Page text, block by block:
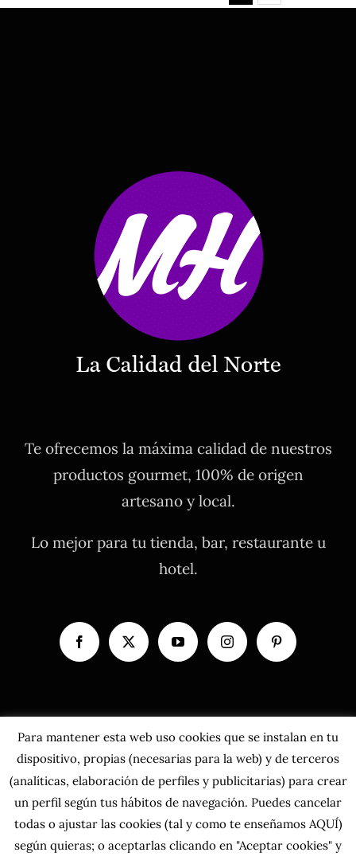
Te ofrecemos la máxima calidad de nuestros
productos gourmet, 100% de origen
artesano y local.
Lo mejor para tu tienda, bar, restaurante u
hotel.
Para mantener esta web uso cookies que se instalan en tu
dispositivo, propias (necesarias para la web) y de terceros
(analíticas, elaboración de perfiles y publicitarias) para crear
un perfil según tus hábitos de navegación. Puedes cancelar
todas o ajustar las cookies(tal y como te enseñamos AQUÍ)
según quieras; o aceptarlas clicando en "Aceptar cookies" y